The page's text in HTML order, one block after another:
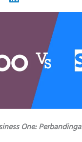
One: